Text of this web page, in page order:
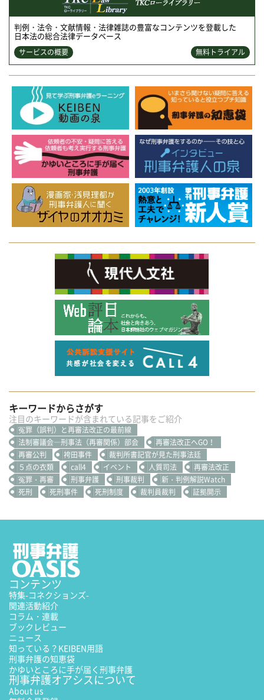
判例・法令・文献情報・法律雑誌の豊富なコンテンツを登載した
日本法の総合法律データベース
サービスの概要 無料トライアル
キーワードからさがす
注目のキーワードが含まれている記事をご紹介
冤罪（誤判）と再審法改正の最前線
法制審議会―刑事法（再審関係）部会
再審法改正へGO！
再審公判
袴田事件
裁判所書記官が見た刑事法廷
５点の衣類
call4 イベント 人質司法
再審法改正
冤罪・再審
刑事弁護 刑事裁判
新・判例解説Watch
死刑
死刑事件 死刑制度 裁判員裁判 証拠開示
コンテンツ
特集-コネクションズ-
関連活動紹介
コラム・連載
ブックレビュー
ニュース
知っている？KEIBEN用語
刑事弁護の知恵袋
かゆいところに手が届く刑事弁護
刑事弁護オアシスについて
About us